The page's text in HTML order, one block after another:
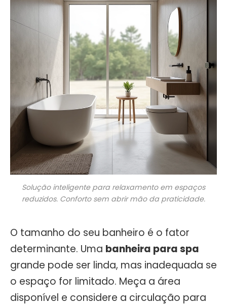
Solução inteligente para relaxamento em espaços
reduzidos. Conforto sem abrir mão da praticidade.
O tamanho do seu banheiro é o fator
determinante. Uma banheira para spa
grande pode ser linda, mas inadequada se
o espaço for limitado. Meça a área
disponível e considere a circulação para